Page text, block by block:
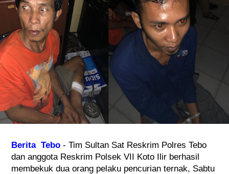
Berita  Tebo - Tim Sultan Sat Reskrim Polres Tebo
dan anggota Reskrim Polsek VII Koto Ilir berhasil
membekuk dua orang pelaku pencurian ternak, Sabtu